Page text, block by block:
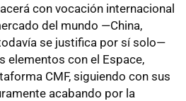
con vocación internacional
del mundo —China,
se justifica por sí solo—
elementos con el Espace,
CMF, siguiendo con sus
acabando por la